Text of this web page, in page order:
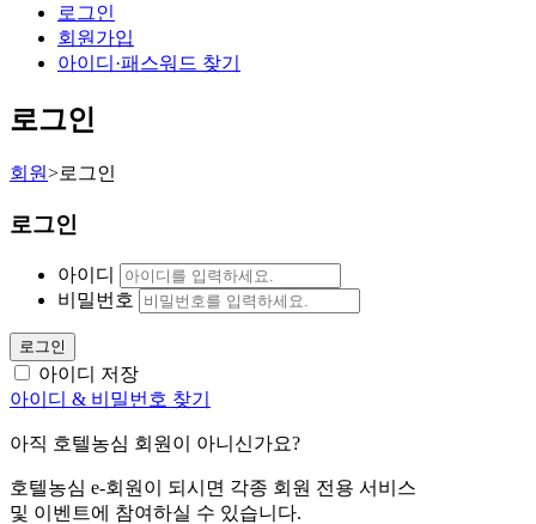
로그인
회원가입
아이디·패스워드 찾기
로그인
회원>로그인
로그인
아이디
비밀번호
로그인
아이디 저장
아이디 & 비밀번호 찾기
아직 호텔농심 회원이 아니신가요?
호텔농심 e-회원이 되시면 각종 회원 전용 서비스
및 이벤트에 참여하실 수 있습니다.